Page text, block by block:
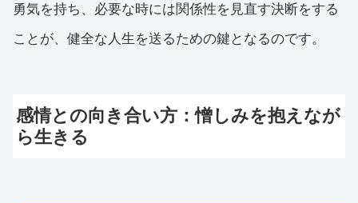
勇気を持ち、必要な時には関係性を見直す決断をする
ことが、健全な人生を送るための鍵となるのです。
感情との向き合い方：憎しみを抱えなが
ら生きる